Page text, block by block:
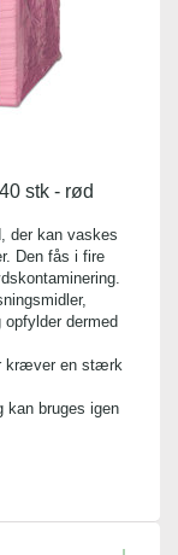
stk - rød
der kan vaskes
Den fås i fire
dermed
kræver en stærk
bruges igen